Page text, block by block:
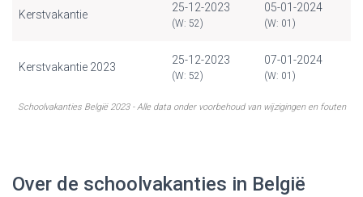
Schoolvakanties België 2023 - Alle data onder voorbehoud van wijzigingen en fouten
Kerstvakantie
25-12-2023
(W: 52)
05-01-2024
(W: 01)
Kerstvakantie 2023
25-12-2023
(W: 52)
07-01-2024
(W: 01)
Over de schoolvakanties in België